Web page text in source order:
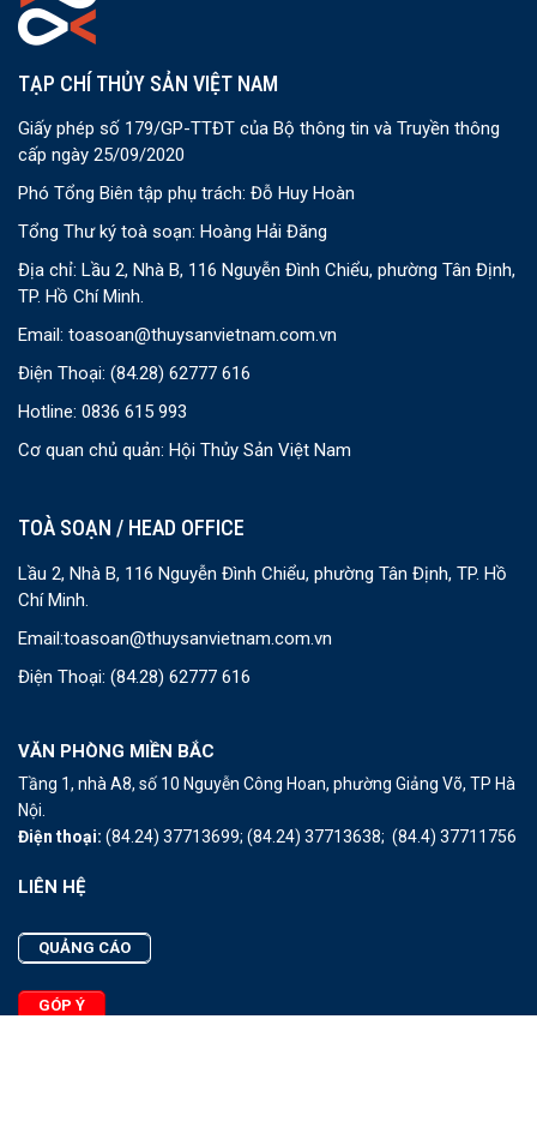
TẠP CHÍ THỦY SẢN VIỆT NAM
Giấy phép số 179/GP-TTĐT của Bộ thông tin và Truyền thông
cấp ngày 25/09/2020
Phó Tổng Biên tập phụ trách: Đỗ Huy Hoàn
Tổng Thư ký toà soạn: Hoàng Hải Đăng
Địa chỉ: Lầu 2, Nhà B, 116 Nguyễn Đình Chiểu, phường Tân Định,
TP. Hồ Chí Minh.
Email: toasoan@thuysanvietnam.com.vn
Điện Thoại: (84.28) 62777 616
Hotline: 0836 615 993
Cơ quan chủ quản: Hội Thủy Sản Việt Nam
TOÀ SOẠN / HEAD OFFICE
Lầu 2, Nhà B, 116 Nguyễn Đình Chiểu, phường Tân Định, TP. Hồ
Chí Minh.
Email:toasoan@thuysanvietnam.com.vn
Điện Thoại: (84.28) 62777 616
VĂN PHÒNG MIỀN BẮC
Tầng 1, nhà A8, số 10 Nguyễn Công Hoan, phường Giảng Võ, TP Hà
Nội.
Điện thoại: (84.24) 37713699; (84.24) 37713638; (84.4) 37711756
LIÊN HỆ
QUẢNG CÁO
GÓP Ý